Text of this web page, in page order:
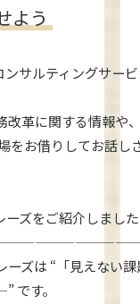
よう
サルティングサー
改革に関する情報や
をお借りしてお話し
ーズをご紹介しまし
ズは “「見えない
です。